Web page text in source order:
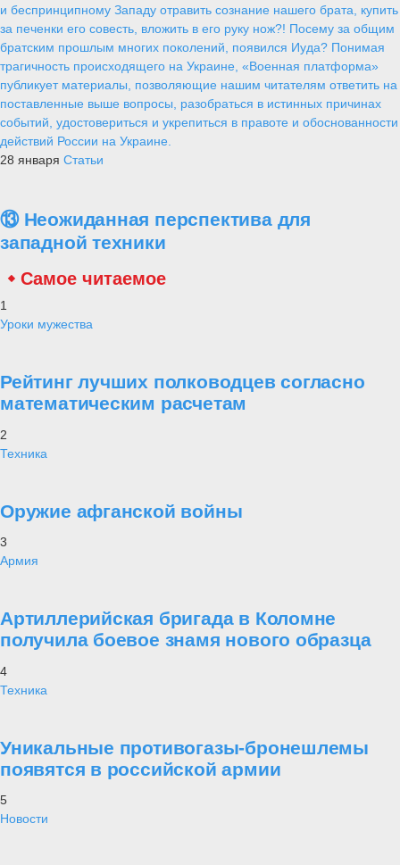
и беспринципному Западу отравить сознание нашего брата, купить
за печенки его совесть, вложить в его руку нож?! Посему за общим
братским прошлым многих поколений, появился Иуда? Понимая
трагичность происходящего на Украине, «Военная платформа»
публикует материалы, позволяющие нашим читателям ответить на
поставленные выше вопросы, разобраться в истинных причинах
событий, удостовериться и укрепиться в правоте и обоснованности
действий России на Украине.
28 января Статьи
⑬ Неожиданная перспектива для
западной техники
Самое читаемое
1
Уроки мужества
Рейтинг лучших полководцев согласно
математическим расчетам
2
Техника
Оружие афганской войны
3
Армия
Артиллерийская бригада в Коломне
получила боевое знамя нового образца
4
Техника
Уникальные противогазы-бронешлемы
появятся в российской армии
5
Новости